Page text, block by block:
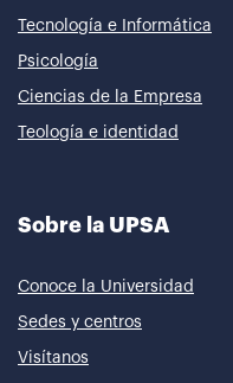
Tecnología e Informática
Psicología
Ciencias de la Empresa
Teología e identidad
Sobre la UPSA
Conoce la Universidad
Sedes y centros
Visítanos